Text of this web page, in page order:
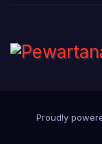
Proudly